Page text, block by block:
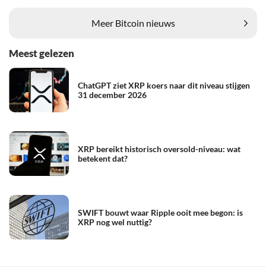
Meer Bitcoin nieuws
Meest gelezen
ChatGPT ziet XRP koers naar dit niveau stijgen
31 december 2026
XRP bereikt historisch oversold-niveau: wat
betekent dat?
SWIFT bouwt waar Ripple ooit mee begon: is
XRP nog wel nuttig?